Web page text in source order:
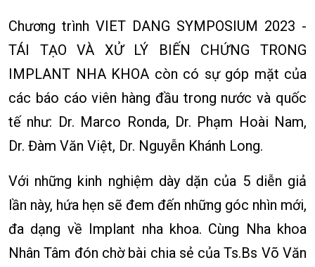
Chương trình VIET DANG SYMPOSIUM 2023 -
TÁI TẠO VÀ XỬ LÝ BIẾN CHỨNG TRONG
IMPLANT NHA KHOA còn có sự góp mặt của
các báo cáo viên hàng đầu trong nước và quốc
tế như: Dr. Marco Ronda, Dr. Phạm Hoài Nam,
Dr. Đàm Văn Việt, Dr. Nguyễn Khánh Long.
Với những kinh nghiệm dày dặn của 5 diễn giả
lần này, hứa hẹn sẽ đem đến những góc nhìn mới,
đa dạng về Implant nha khoa. Cùng Nha khoa
Nhân Tâm đón chờ bài chia sẻ của Ts.Bs Võ Văn